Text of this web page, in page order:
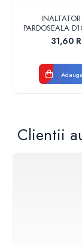
PARDOSEALA
31,60
Clientii